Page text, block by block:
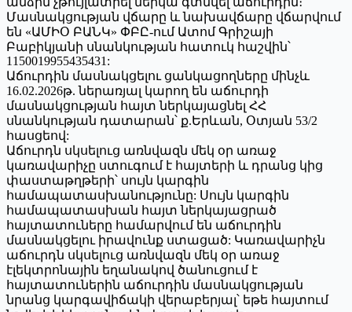
Մասնակցության վճարը և նախավճարը վճարվում
են «ԱՄԻՕ ԲԱՆԿ» ՓԲԸ-ում Ատոմ Գրիշայի
Բաբիկյանի սնանկության հատուկ հաշվին՝
1150019955435431:
Աճուրդին մասնակցելու ցանկացողները մինչև
16.02.2026թ. ներառյալ կարող են աճուրդի
մասնակցության հայտ ներկայացնել ՀՀ
սնանկության դատարան՝ ք.Երևան, Օտյան 53/2
հասցեով:
Աճուրդն սկսելուց առնվազն մեկ օր առաջ
կառավարիչը ստուգում է հայտերի և դրանց կից
փաստաթղթերի՝ սույն կարգին
համապատասխանությունը: Սույն կարգին
համապատասխան հայտ ներկայացրած
հայտատուները համարվում են աճուրդին
մասնակցելու իրավունք ստացած: Կառավարիչն
աճուրդն սկսելուց առնվազն մեկ օր առաջ
էլեկտրոնային եղանակով ծանուցում է
հայտատուներին աճուրդին մասնակցության
նրանց կարգավիճակի վերաբերյալ՝ եթե հայտում